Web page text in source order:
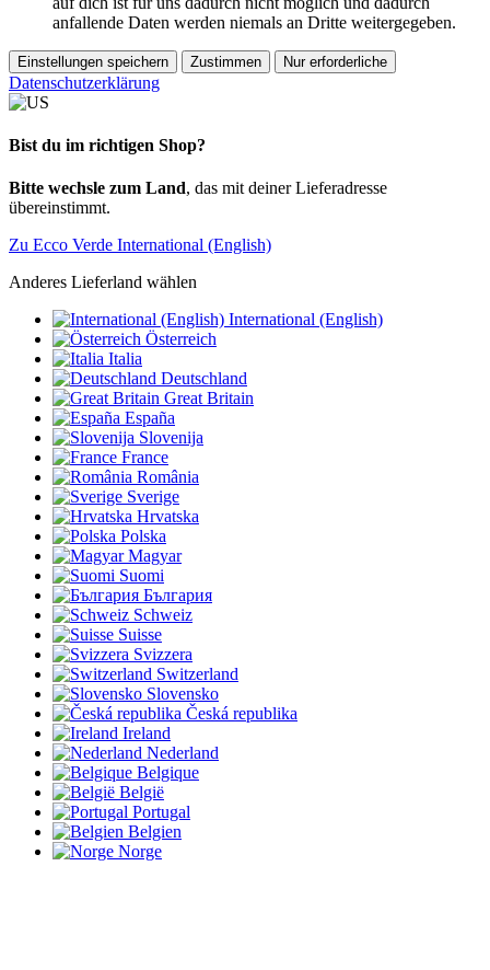
anfallende Daten werden niemals an Dritte weitergegeben.
Einstellungen speichern Zustimmen Nur erforderliche
Datenschutzerklärung
Bist du im richtigen Shop?
Bitte wechsle zum Land, das mit deiner Lieferadresse
übereinstimmt.
Zu Ecco Verde International (English)
Anderes Lieferland wählen
International (English)
Österreich
Italia
Deutschland
Great Britain
España
Slovenija
France
România
Sverige
Hrvatska
Polska
Magyar
Suomi
България
Schweiz
Suisse
Svizzera
Switzerland
Slovensko
Česká republika
Ireland
Nederland
Belgique
België
Portugal
Belgien
Norge